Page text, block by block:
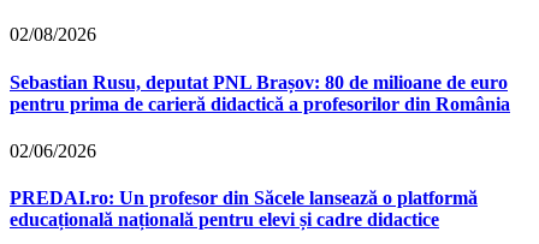
02/08/2026
Sebastian Rusu, deputat PNL Brașov: 80 de milioane de euro
pentru prima de carieră didactică a profesorilor din România
02/06/2026
PREDAI.ro: Un profesor din Săcele lansează o platformă
educațională națională pentru elevi și cadre didactice